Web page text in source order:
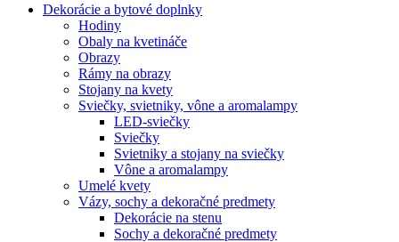
Dekorácie a bytové doplnky
Hodiny
Obaly na kvetináče
Obrazy
Rámy na obrazy
Stojany na kvety
Sviečky, svietniky, vône a aromalampy
LED-sviečky
Sviečky
Svietniky a stojany na sviečky
Vône a aromalampy
Umelé kvety
Vázy, sochy a dekoračné predmety
Dekorácie na stenu
Sochy a dekoračné predmety